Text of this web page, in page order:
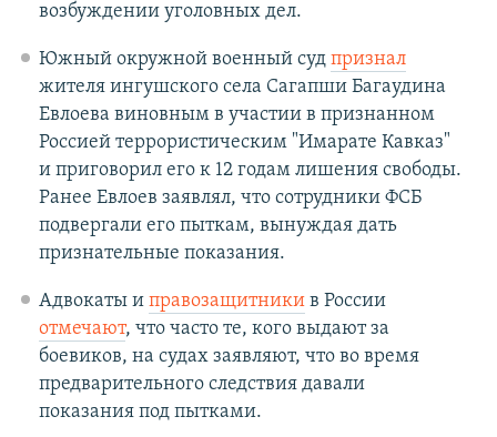
возбуждении уголовных дел.
Южный окружной военный суд признал
жителя ингушского села Сагапши Багаудина
Евлоева виновным в участии в признанном
Россией террористическим "Имарате Кавказ"
и приговорил его к 12 годам лишения свободы.
Ранее Евлоев заявлял, что сотрудники ФСБ
подвергали его пыткам, вынуждая дать
признательные показания.
Адвокаты и правозащитникив России
отмечают, что часто те, кого выдают за
боевиков, на судах заявляют, что во время
предварительного следствия давали
показания под пытками.